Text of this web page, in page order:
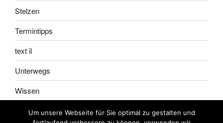
Stelzen
Termintipps
text il
Unterwegs
Wissen
Um unsere Webseite für Sie optimal zu gestalten und